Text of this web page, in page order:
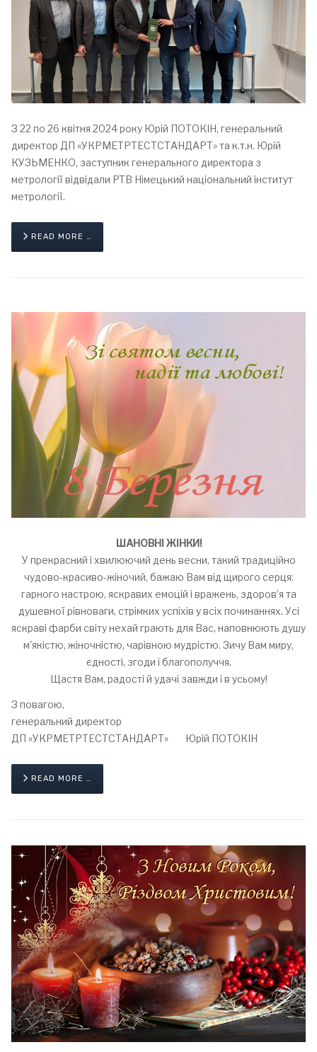
З 22 по 26 квітня 2024 року Юрій ПОТОКІН, генеральний
директор ДП «УКРМЕТРТЕСТСТАНДАРТ» та к.т.н. Юрій
КУЗЬМЕНКО, заступник генерального директора з
метрології відвідали PTB Німецький національний інститут
метрології.
READ MORE …
ШАНОВНІ ЖІНКИ!
У прекрасний і хвилюючий день весни, такий традиційно
чудово-красиво-жіночий, бажаю Вам від щирого серця:
гарного настрою, яскравих емоцій і вражень, здоров’я та
душевної рівноваги, стрімких успіхів у всіх починаннях. Усі
яскраві фарби світу нехай грають для Вас, наповнюють душу
м'якістю, жіночністю, чарівною мудрістю. Зичу Вам миру,
єдності, згоди і благополуччя.
Щастя Вам, радості й удачі завжди і в усьому!
З повагою,
генеральний директор
ДП «УКРМЕТРТЕСТСТАНДАРТ» Юрій ПОТОКІН
READ MORE …